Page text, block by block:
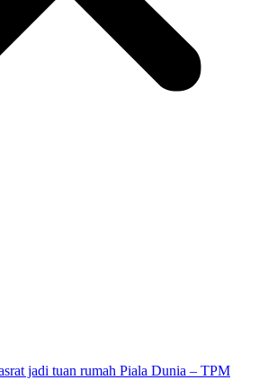
jadi tuan rumah Piala Dunia – TPM